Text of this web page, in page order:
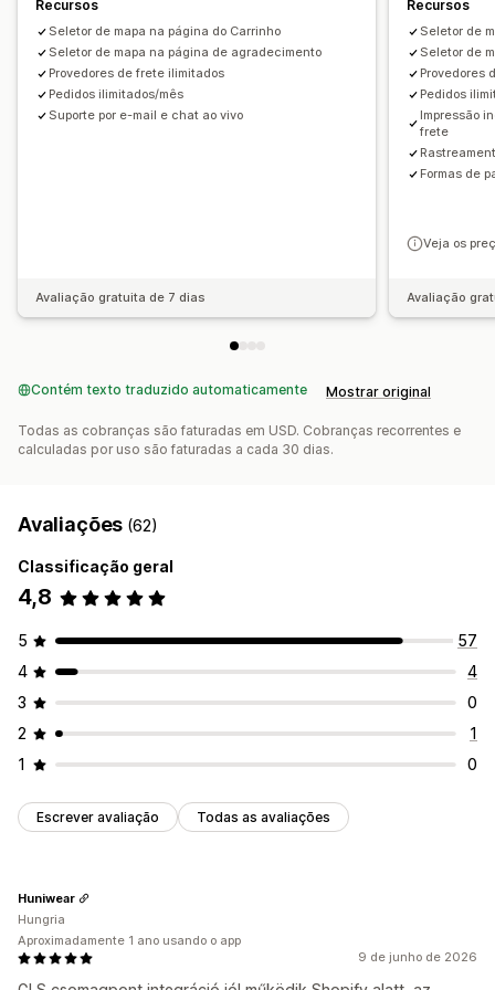
Recursos
Seletor de mapa na página do Carrinho
Seletor de mapa na página de agradecimento
Provedores de frete ilimitados
Pedidos ilimitados/mês
Suporte por e-mail e chat ao vivo
Avaliação gratuita de 7 dias
Recursos
Seletor de
Seletor de
Provedores
Pedidos
Impressão
frete
Formas de
Veja os
Avaliação
Contém texto traduzido automaticamente Mostrar original
Todas as cobranças são faturadas em USD. Cobranças recorrentes e
calculadas por uso são faturadas a cada 30 dias.
Avaliações (62)
Classificação geral
4,8
5
57
4
4
3
0
2
1
1
0
Escrever avaliação Todas as avaliações
9 de junho de 2026
Huniwear
Hungria
Aproximadamente 1 ano usando o app